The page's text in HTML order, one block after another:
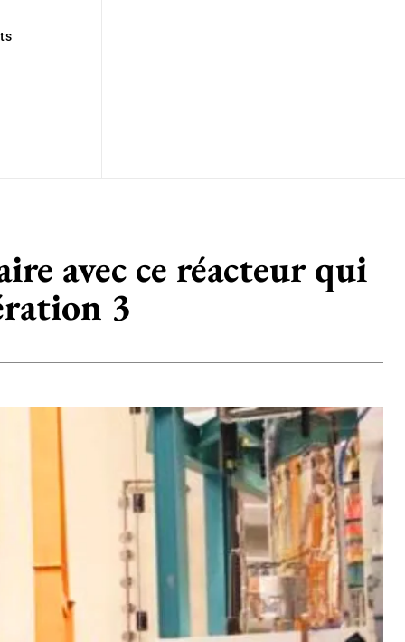
avec ce réacteur qui
3